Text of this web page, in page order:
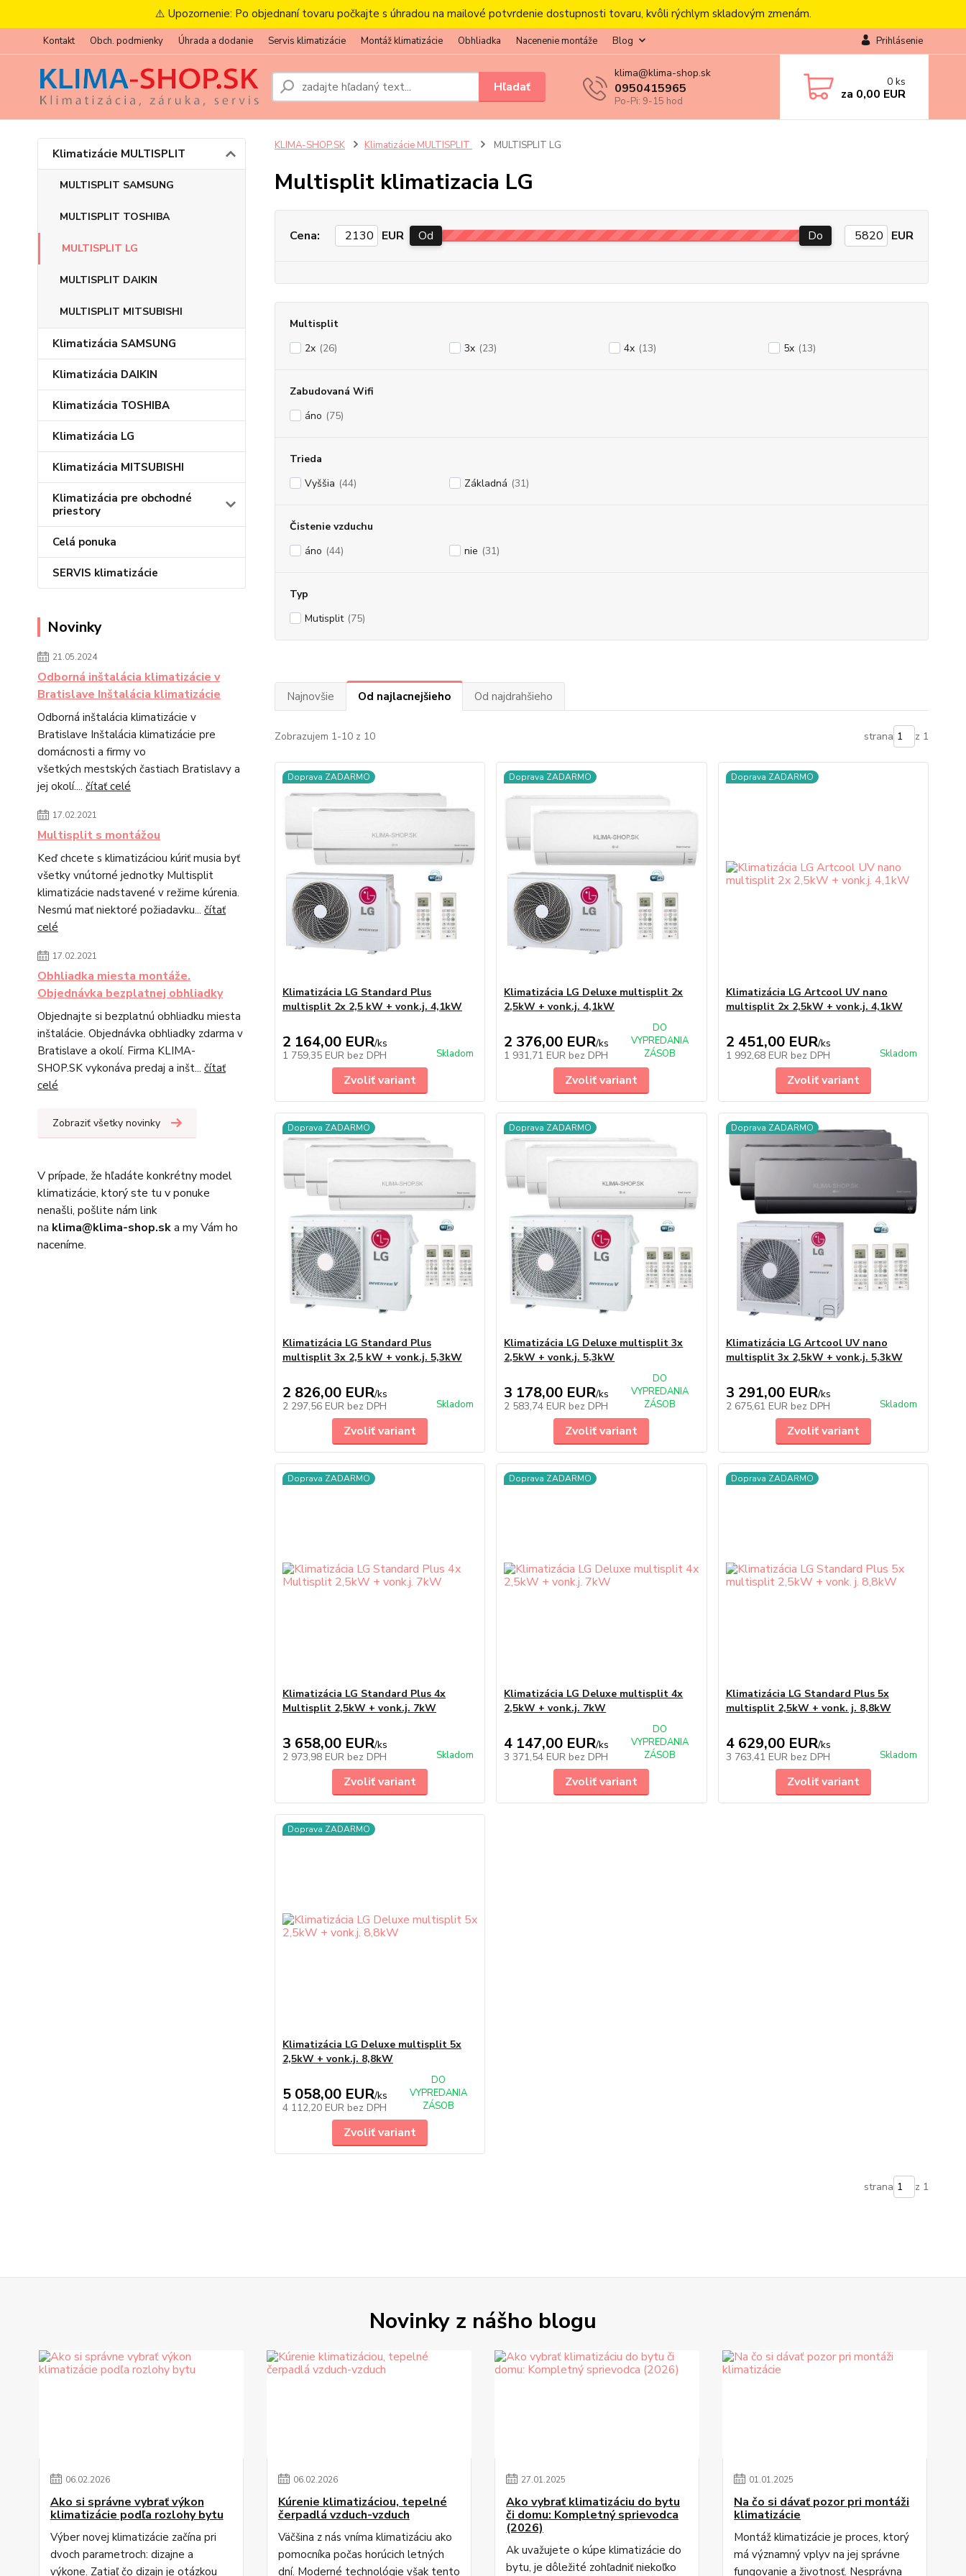
⚠️ Upozornenie: Po objednaní tovaru počkajte s úhradou na mailové potvrdenie dostupnosti tovaru, kvôli rýchlym skladovým zmenám.
Kontakt Obch. podmienky Úhrada a dodanie Servis klimatizácie Montáž klimatizácie Obhliadka Nacenenie montáže Blog Prihlásenie
Hľadať
klima@klima-shop.sk
0950415965
Po-Pi: 9-15 hod
0 ks
za 0,00 EUR
Klimatizácie MULTISPLIT
MULTISPLIT SAMSUNG
MULTISPLIT TOSHIBA
MULTISPLIT LG
MULTISPLIT DAIKIN
MULTISPLIT MITSUBISHI
Klimatizácia SAMSUNG
Klimatizácia DAIKIN
Klimatizácia TOSHIBA
Klimatizácia LG
Klimatizácia MITSUBISHI
Klimatizácia pre obchodné
priestory
Celá ponuka
SERVIS klimatizácie
Novinky
21.05.2024
Odborná inštalácia klimatizácie v
Bratislave Inštalácia klimatizácie
Odborná inštalácia klimatizácie v
Bratislave Inštalácia klimatizácie pre
domácnosti a firmy vo
všetkých mestských častiach Bratislavy a
jej okolí.... čítať celé
17.02.2021
Multisplit s montážou
Keď chcete s klimatizáciou kúriť musia byť
všetky vnútorné jednotky Multisplit
klimatizácie nadstavené v režime kúrenia.
Nesmú mať niektoré požiadavku... čítať
celé
17.02.2021
Obhliadka miesta montáže.
Objednávka bezplatnej obhliadky
Objednajte si bezplatnú obhliadku miesta
inštalácie. Objednávka obhliadky zdarma v
Bratislave a okolí. Firma KLIMA-
SHOP.SK vykonáva predaj a inšt... čítať
celé
Zobraziť všetky novinky
V prípade, že hľadáte konkrétny model
klimatizácie, ktorý ste tu v ponuke
nenašli, pošlite nám link
na klima@klima-shop.ska my Vám ho
naceníme.
KLIMA-SHOP.SK Klimatizácie MULTISPLIT MULTISPLIT LG
Multisplit klimatizacia LG
Cena: EUR Od Do EUR
Multisplit
2x (26) 3x (23) 4x (13) 5x (13)
Zabudovaná Wifi
áno (75)
Trieda
Vyššia (44) Základná (31)
Čistenie vzduchu
áno (44) nie (31)
Typ
Mutisplit (75)
Najnovšie Od najlacnejšieho Od najdrahšieho
Zobrazujem 1-10 z 10 strana z 1
Doprava ZADARMO
Klimatizácia LG Standard Plus
multisplit 2x 2,5 kW + vonk.j. 4,1kW
2 164,00 EUR/ks
1 759,35 EUR bez DPH Skladom
Zvoliť variant
Doprava ZADARMO
Klimatizácia LG Deluxe multisplit 2x
2,5kW + vonk.j. 4,1kW
2 376,00 EUR/ks
1 931,71 EUR bez DPH
DO
VYPREDANIA
ZÁSOB
Zvoliť variant
Doprava ZADARMO
Klimatizácia LG Artcool UV nano
multisplit 2x 2,5kW + vonk.j. 4,1kW
2 451,00 EUR/ks
1 992,68 EUR bez DPH Skladom
Zvoliť variant
Doprava ZADARMO
Klimatizácia LG Standard Plus
multisplit 3x 2,5 kW + vonk.j. 5,3kW
2 826,00 EUR/ks
2 297,56 EUR bez DPH Skladom
Zvoliť variant
Doprava ZADARMO
Klimatizácia LG Deluxe multisplit 3x
2,5kW + vonk.j. 5,3kW
3 178,00 EUR/ks
2 583,74 EUR bez DPH
DO
VYPREDANIA
ZÁSOB
Zvoliť variant
Doprava ZADARMO
Klimatizácia LG Artcool UV nano
multisplit 3x 2,5kW + vonk.j. 5,3kW
3 291,00 EUR/ks
2 675,61 EUR bez DPH Skladom
Zvoliť variant
Doprava ZADARMO
Klimatizácia LG Standard Plus 4x
Multisplit 2,5kW + vonk.j. 7kW
3 658,00 EUR/ks
2 973,98 EUR bez DPH Skladom
Zvoliť variant
Doprava ZADARMO
Klimatizácia LG Deluxe multisplit 4x
2,5kW + vonk.j. 7kW
4 147,00 EUR/ks
3 371,54 EUR bez DPH
DO
VYPREDANIA
ZÁSOB
Zvoliť variant
Doprava ZADARMO
Klimatizácia LG Standard Plus 5x
multisplit 2,5kW + vonk. j. 8,8kW
4 629,00 EUR/ks
3 763,41 EUR bez DPH Skladom
Zvoliť variant
Doprava ZADARMO
Klimatizácia LG Deluxe multisplit 5x
2,5kW + vonk.j. 8,8kW
5 058,00 EUR/ks
4 112,20 EUR bez DPH
DO
VYPREDANIA
ZÁSOB
Zvoliť variant
strana z 1
Novinky z nášho blogu
06.02.2026
Ako si správne vybrať výkon
klimatizácie podľa rozlohy bytu
Výber novej klimatizácie začína pri
dvoch parametroch: dizajne a
výkone. Zatiaľ čo dizajn je otázkou
06.02.2026
Kúrenie klimatizáciou, tepelné
čerpadlá vzduch-vzduch
Väčšina z nás vníma klimatizáciu ako
pomocníka počas horúcich letných
dní. Moderné technológie však tento
27.01.2025
Ako vybrať klimatizáciu do bytu
či domu: Kompletný sprievodca
(2026)
Ak uvažujete o kúpe klimatizácie do
bytu, je dôležité zohľadniť niekoľko
01.01.2025
Na čo si dávať pozor pri montáži
klimatizácie
Montáž klimatizácie je proces, ktorý
má významný vplyv na jej správne
fungovanie a životnosť. Nesprávna